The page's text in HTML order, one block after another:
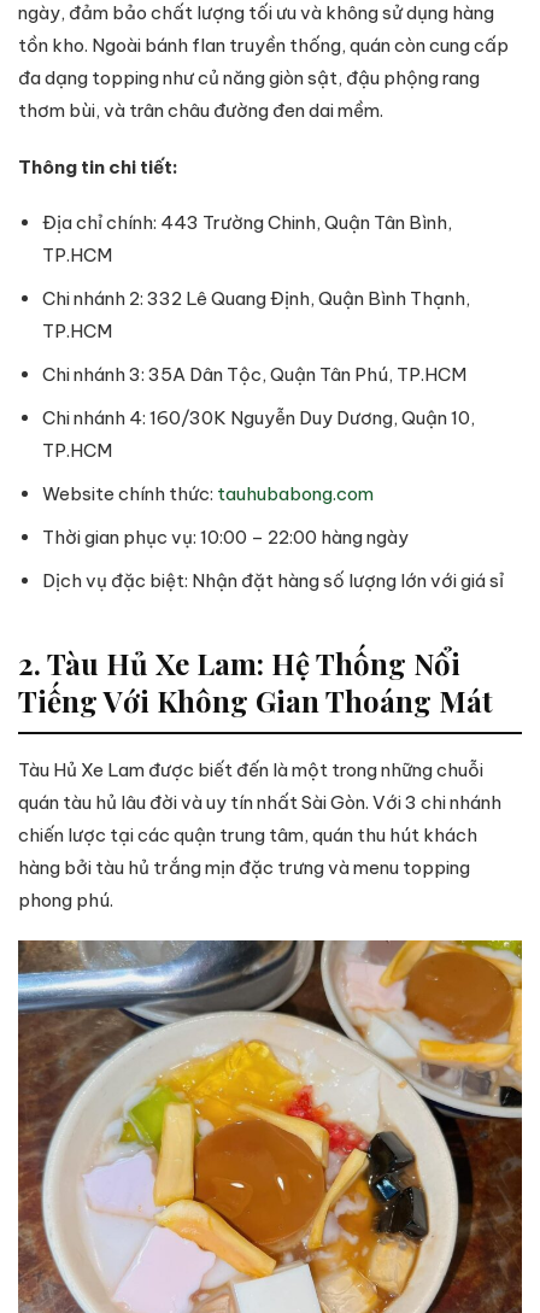
ngày, đảm bảo chất lượng tối ưu và không sử dụng hàng
tồn kho. Ngoài bánh flan truyền thống, quán còn cung cấp
đa dạng topping như củ năng giòn sật, đậu phộng rang
thơm bùi, và trân châu đường đen dai mềm.
Thông tin chi tiết:
Địa chỉ chính: 443 Trường Chinh, Quận Tân Bình,
TP.HCM
Chi nhánh 2: 332 Lê Quang Định, Quận Bình Thạnh,
TP.HCM
Chi nhánh 3: 35A Dân Tộc, Quận Tân Phú, TP.HCM
Chi nhánh 4: 160/30K Nguyễn Duy Dương, Quận 10,
TP.HCM
Website chính thức: tauhubabong.com
Thời gian phục vụ: 10:00 – 22:00 hàng ngày
Dịch vụ đặc biệt: Nhận đặt hàng số lượng lớn với giá sỉ
2. Tàu Hủ Xe Lam: Hệ Thống Nổi
Tiếng Với Không Gian Thoáng Mát
Tàu Hủ Xe Lam được biết đến là một trong những chuỗi
quán tàu hủ lâu đời và uy tín nhất Sài Gòn. Với 3 chi nhánh
chiến lược tại các quận trung tâm, quán thu hút khách
hàng bởi tàu hủ trắng mịn đặc trưng và menu topping
phong phú.